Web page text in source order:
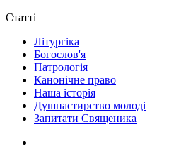
Статті
Літургіка
Богослов'я
Патрологія
Канонічне право
Наша історія
Душпастирство молоді
Запитати Священика